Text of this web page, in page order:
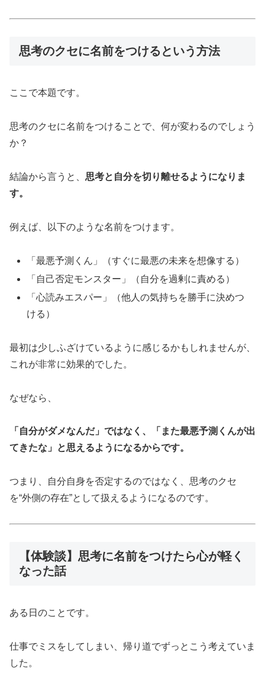
思考のクセに名前をつけるという方法
ここで本題です。
思考のクセに名前をつけることで、何が変わるのでしょう
か？
結論から言うと、 思考と自分を切り離せるようになりま
す。
例えば、以下のような名前をつけます。
「最悪予測くん」（すぐに最悪の未来を想像する）
「自己否定モンスター」（自分を過剰に責める）
「心読みエスパー」（他人の気持ちを勝手に決めつ
ける）
最初は少しふざけているように感じるかもしれませんが、
これが非常に効果的でした。
なぜなら、
「自分がダメなんだ」ではなく、「また最悪予測くんが出
てきたな」と思えるようになるからです。
つまり、自分自身を否定するのではなく、思考のクセ
を“外側の存在”として扱えるようになるのです。
【体験談】思考に名前をつけたら心が軽く
なった話
ある日のことです。
仕事でミスをしてしまい、帰り道でずっとこう考えていま
した。